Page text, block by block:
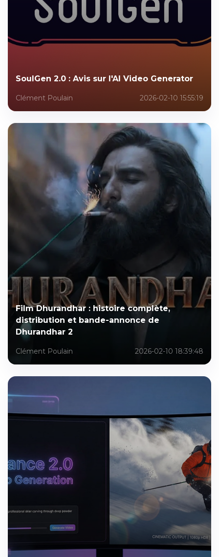
SoulGen 2.0 : Avis sur l'AI Video Generator
Clément Poulain 2026-02-10 15:55:19
Film Dhurandhar : histoire complète,
distribution et bande-annonce de
Dhurandhar 2
Clément Poulain 2026-02-10 18:39:48